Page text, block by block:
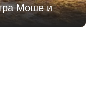
Моше и